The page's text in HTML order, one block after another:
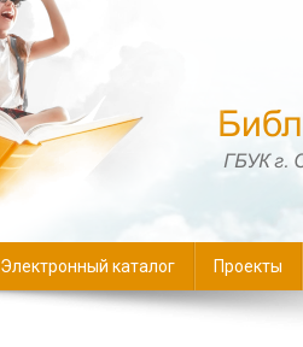
Электронный каталог Проекты